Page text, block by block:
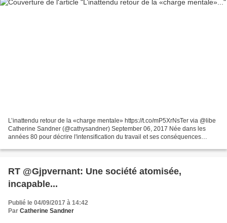
L’inattendu retour de la «charge mentale» https://t.co/mP5XrNsTer via @libe
Catherine Sandner (@cathysandner) September 06, 2017 Née dans les
années 80 pour décrire l'intensification du travail et ses conséquences
RT @Gjpvernant: Une société atomisée,
incapable...
Publié le 04/09/2017 à 14:42
Par Catherine Sandner